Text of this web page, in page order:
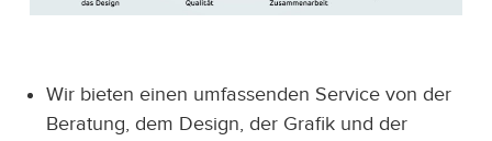
Wir bieten einen umfassenden Service von der
Beratung, dem Design, der Grafik und der